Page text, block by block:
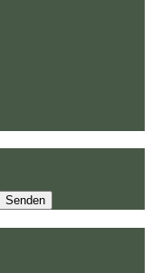
Senden